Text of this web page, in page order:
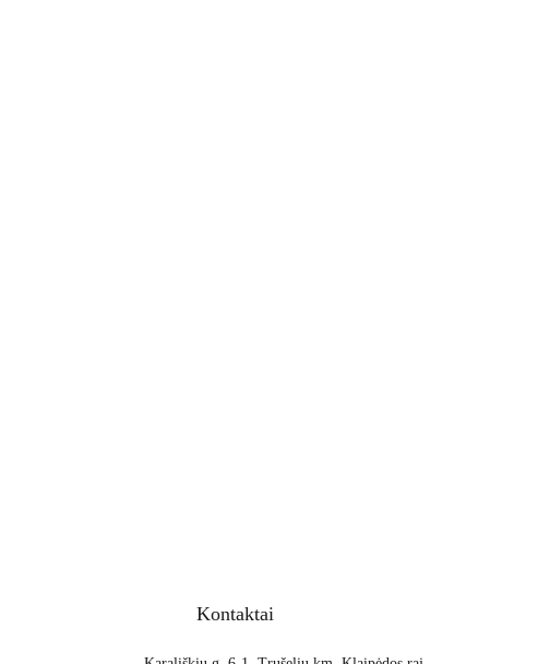
Kontaktai